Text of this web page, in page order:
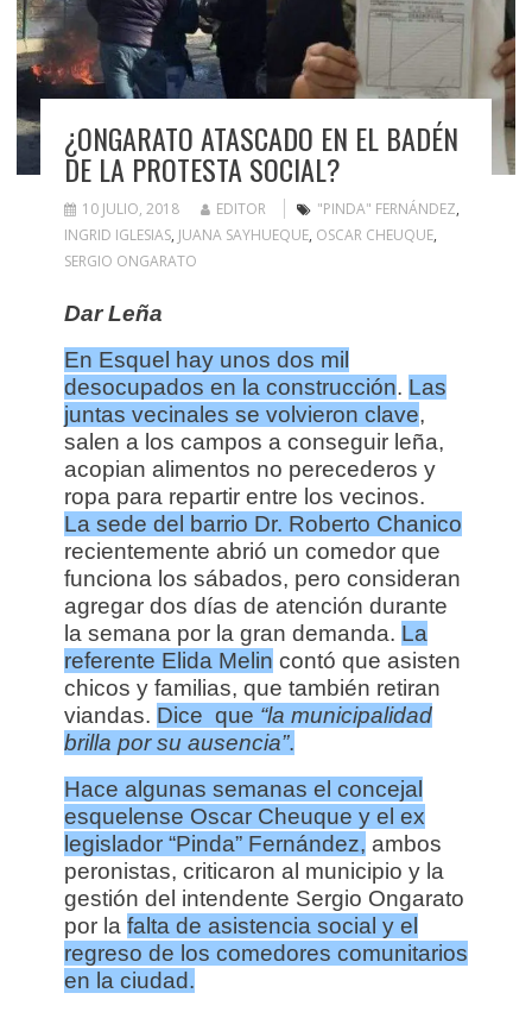
¿ONGARATO ATASCADO EN EL BADÉN
DE LA PROTESTA SOCIAL?
10 JULIO, 2018 EDITOR "PINDA" FERNÁNDEZ,
INGRID IGLESIAS, JUANA SAYHUEQUE, OSCAR CHEUQUE,
SERGIO ONGARATO
Dar Leña
En Esquel hay unos dos mil
desocupados en la construcción. Las
juntas vecinales se volvieron clave,
salen a los campos a conseguir leña,
acopian alimentos no perecederos y
ropa para repartir entre los vecinos.
La sede del barrio Dr. Roberto Chanico
recientemente abrió un comedor que
funciona los sábados, pero consideran
agregar dos días de atención durante
la semana por la gran demanda. La
referente Elida Melin contó que asisten
chicos y familias, que también retiran
viandas. Dice que “la municipalidad
brilla por su ausencia”.
Hace algunas semanas el concejal
esquelense Oscar Cheuque y el ex
legislador “Pinda” Fernández, ambos
peronistas, criticaron al municipio y la
gestión del intendente Sergio Ongarato
por la falta de asistencia social y el
regreso de los comedores comunitarios
en la ciudad.